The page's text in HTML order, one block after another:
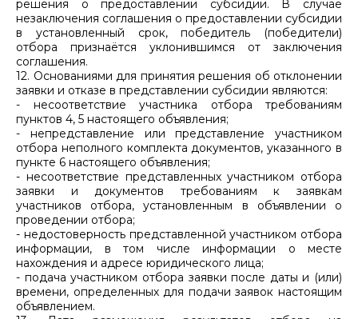
решения о предоставлении субсидии. В случае
незаключения соглашения о предоставлении субсидии
в установленный срок, победитель (победители)
отбора признаётся уклонившимся от заключения
соглашения.
12. Основаниями для принятия решения об отклонении
заявки и отказе в представлении субсидии являются:
- несоответствие участника отбора требованиям
пунктов 4, 5 настоящего объявления;
- непредставление или представление участником
отбора неполного комплекта документов, указанного в
пункте 6 настоящего объявления;
- несоответствие представленных участником отбора
заявки и документов требованиям к заявкам
участников отбора, установленным в объявлении о
проведении отбора;
- недостоверность представленной участником отбора
информации, в том числе информации о месте
нахождения и адресе юридического лица;
- подача участником отбора заявки после даты и (или)
времени, определенных для подачи заявок настоящим
объявлением.